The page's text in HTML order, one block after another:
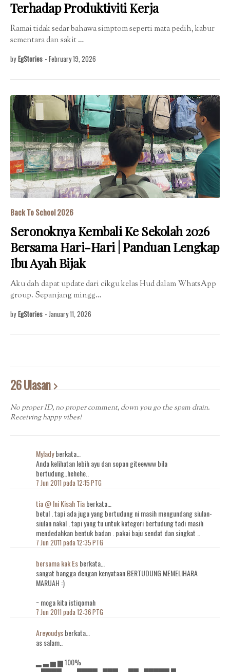
Terhadap Produktiviti Kerja
Ramai tidak sedar bahawa simptom seperti mata pedih, kabur
sementara dan sakit …
by EgStories - February 19, 2026
Back To School 2026
Seronoknya Kembali Ke Sekolah 2026
Bersama Hari-Hari | Panduan Lengkap
Ibu Ayah Bijak
Aku dah dapat update dari cikgu kelas Hud dalam WhatsApp
group. Sepanjang mingg…
by EgStories - January 11, 2026
26 Ulasan
No proper ID, no proper comment, down you go the spam drain.
Receiving happy vibes!
Myladyberkata…
Anda kelihatan lebih ayu dan sopan giteewww bila
bertudung..hehehe..
7 Jun 2011 pada 12:15 PTG
tia @ Ini Kisah Tiaberkata…
betul . tapi ada juga yang bertudung ni masih mengundang siulan-
siulan nakal . tapi yang tu untuk kategori bertudung tadi masih
mendedahkan bentuk badan . pakai baju sendat dan singkat ..
7 Jun 2011 pada 12:35 PTG
bersama kak Esberkata…
sangat bangga dengan kenyataan BERTUDUNG MEMELIHARA
MARUAH :)
~ moga kita istiqomah
7 Jun 2011 pada 12:36 PTG
Areyoudysberkata…
as salam..
▂ ▃ ▅ ▆ 100%